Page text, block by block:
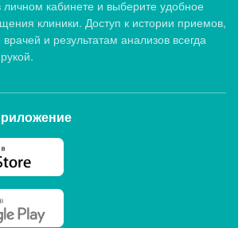
личном кабинете и выберите удобное
клиники. Доступ к истории приемов,
и результатам анализов всегда